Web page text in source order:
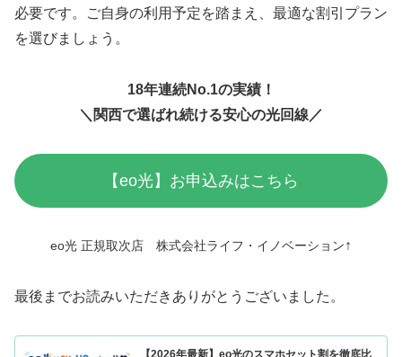
必要です。ご自身の利用予定を踏まえ、最適な割引プラン
を選びましょう。
18年連続No.1の実績！
＼関西で選ばれ続ける安心の光回線／
【eo光】お申込みはこちら
eo光 正規取次店 株式会社ライフ・イノベーション↑
最後までお読みいただきありがとうございました。
【2026年最新】eo光のスマホセット割を徹底比